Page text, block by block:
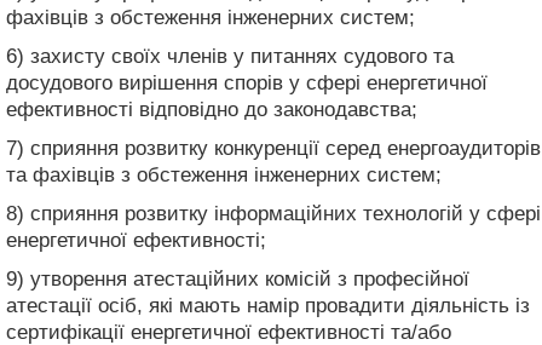
фахівців з обстеження інженерних систем;
6) захисту своїх членів у питаннях судового та
досудового вирішення спорів у сфері енергетичної
ефективності відповідно до законодавства;
7) сприяння розвитку конкуренції серед енергоаудиторів
та фахівців з обстеження інженерних систем;
8) сприяння розвитку інформаційних технологій у сфері
енергетичної ефективності;
9) утворення атестаційних комісій з професійної
атестації осіб, які мають намір провадити діяльність із
сертифікації енергетичної ефективності та/або